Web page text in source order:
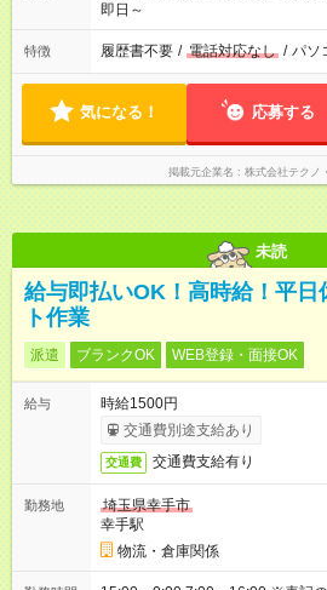
即日～
特徴 履歴書不要 / 電話対応なし / パソ
気になる！ 応募する
掲載元企業名 株式会社テクノ
未読
給与即払いOK！高時給！平日
ト作業
派遣 ブランクOK WEB登録・面接OK
給与
時給1500円
交通費別途支給あり
交通費 交通費支給有り
勤務地
埼玉県幸手市
幸手駅
物流・倉庫関係